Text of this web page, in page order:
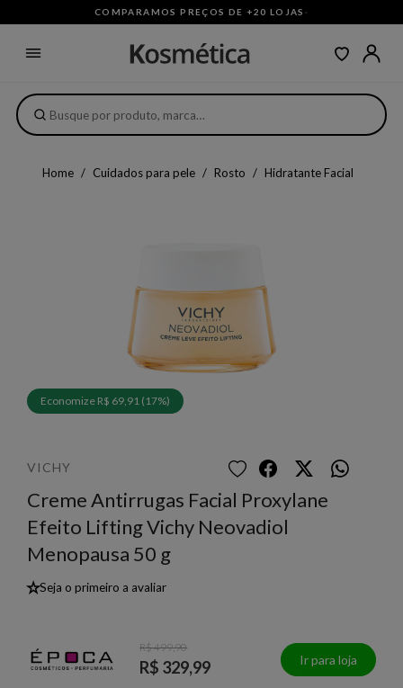
COMPARAMOS PREÇOS DE +20 LOJAS ·
Home Cuidados para pele Rosto Hidratante Facial
Economize R$ 69,91 (17%)
VICHY
Creme Antirrugas Facial Proxylane
Efeito Lifting Vichy Neovadiol
Menopausa 50 g
★Seja o primeiro a avaliar
R$ 499,90
R$ 329,99 Ir para loja